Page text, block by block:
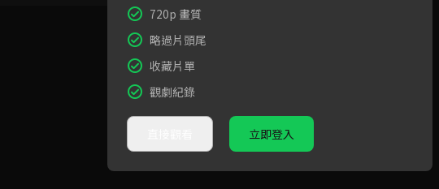
720p 畫質
略過片頭尾
收藏片單
觀劇紀錄
立即登入